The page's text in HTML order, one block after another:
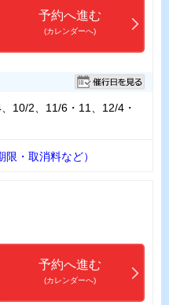
予約へ進む
(カレンダーへ)
10/2、11/6・11、12/4・
・取消料など）
予約へ進む
(カレンダーへ)